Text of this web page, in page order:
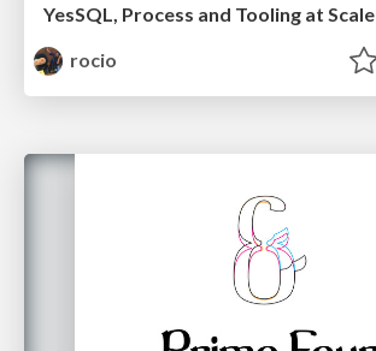
YesSQL, Process and Tooling at Scale
rocio